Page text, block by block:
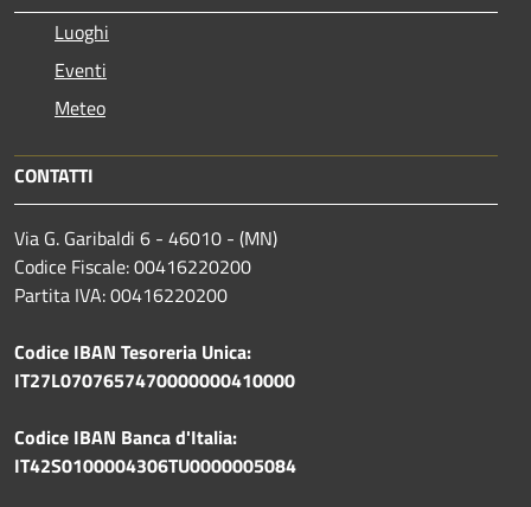
Luoghi
Eventi
Meteo
CONTATTI
Via G. Garibaldi 6 - 46010 - (MN)
Codice Fiscale: 00416220200
Partita IVA: 00416220200
Codice IBAN Tesoreria Unica:
IT27L0707657470000000410000
Codice IBAN Banca d'Italia:
IT42S0100004306TU0000005084